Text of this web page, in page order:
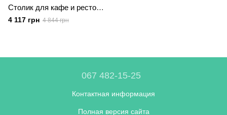
Столик для кафе и ресторанов в стиле LOFT
4 117 грн 4 844 грн
067 482-15-25
Контактная информация
Полная версия сайта